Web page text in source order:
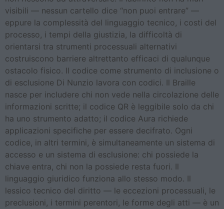
visibili — nessun cartello dice “non puoi entrare” —
eppure la complessità del linguaggio tecnico, i costi del
processo, i tempi della giustizia, la difficoltà di
orientarsi tra strumenti processuali alternativi
costruiscono barriere altrettanto efficaci di qualunque
ostacolo fisico. Il codice come strumento di inclusione o
di esclusione Di Nunzio lavora con codici. Il Braille
nasce per includere chi non vede nella circolazione delle
informazioni scritte; il codice QR è leggibile solo da chi
ha uno strumento adatto; il codice Aura richiede
applicazioni specifiche per essere decifrato. Ogni
codice, in altri termini, è simultaneamente un sistema di
accesso e un sistema di esclusione: chi possiede la
chiave entra, chi non la possiede resta fuori. Il
linguaggio giuridico funziona allo stesso modo. Il
lessico tecnico del diritto — le eccezioni processuali, le
preclusioni, i termini perentori, le forme degli atti — è un